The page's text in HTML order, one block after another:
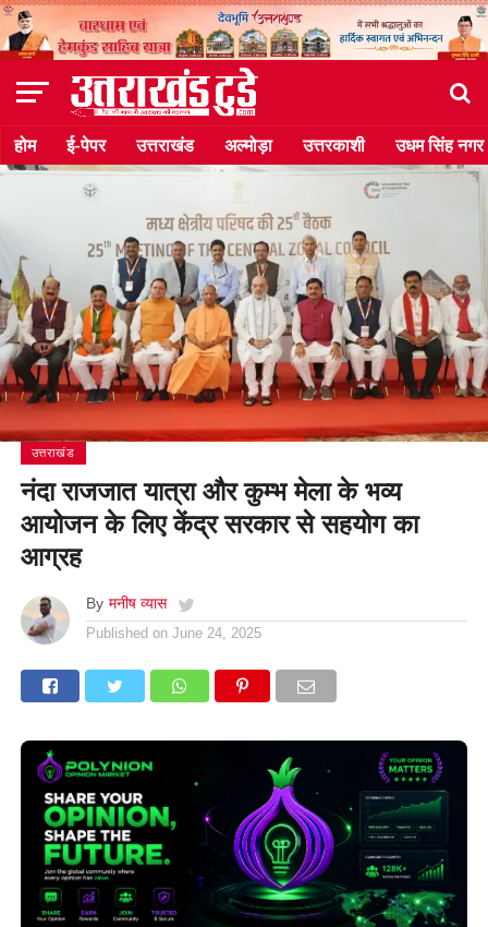
होम ई-पेपर उत्तराखंड अल्मोड़ा उत्तरकाशी उधम सिंह नगर
उत्तराखंड
नंदा राजजात यात्रा और कुम्भ मेला के भव्य
आयोजन के लिए केंद्र सरकार से सहयोग का
आग्रह
By मनीष व्यास
Published on June 24, 2025